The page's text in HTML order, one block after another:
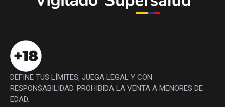
DEFINE TUS LÍMITES, JUEGA LEGAL Y CON
RESPONSABILIDAD. PROHIBIDA LA VENTA A MENORES DE
EDAD.